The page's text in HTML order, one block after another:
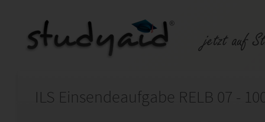
ILS Einsendeaufgabe RELB 07 -